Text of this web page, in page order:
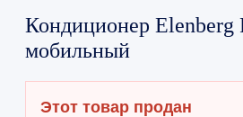
Кондиционер Elenberg
мобильный
Этот товар продан